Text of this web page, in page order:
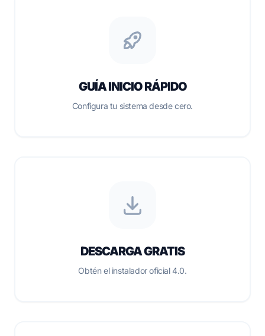
GUÍA INICIO RÁPIDO
Configura tu sistema desde cero.
DESCARGA GRATIS
Obtén el instalador oficial 4.0.